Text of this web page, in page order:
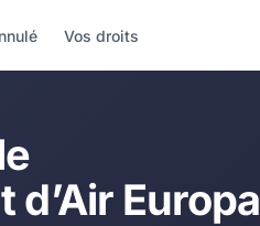
Vos droits
Europa